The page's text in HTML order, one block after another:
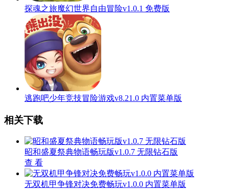
探魂之旅魔幻世界自由冒险v1.0.1 免费版
逃跑吧少年竞技冒险游戏v8.21.0 内置菜单版
相关下载
昭和盛夏祭典物语畅玩版v1.0.7 无限钻石版
查 看
无双机甲争锋对决免费畅玩v1.0.0 内置菜单版